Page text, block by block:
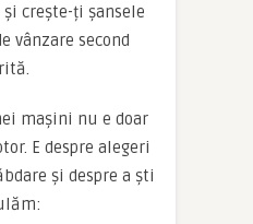
crește-ți șansele
vânzare second
mașini nu e doar
E despre alegeri
și despre a ști